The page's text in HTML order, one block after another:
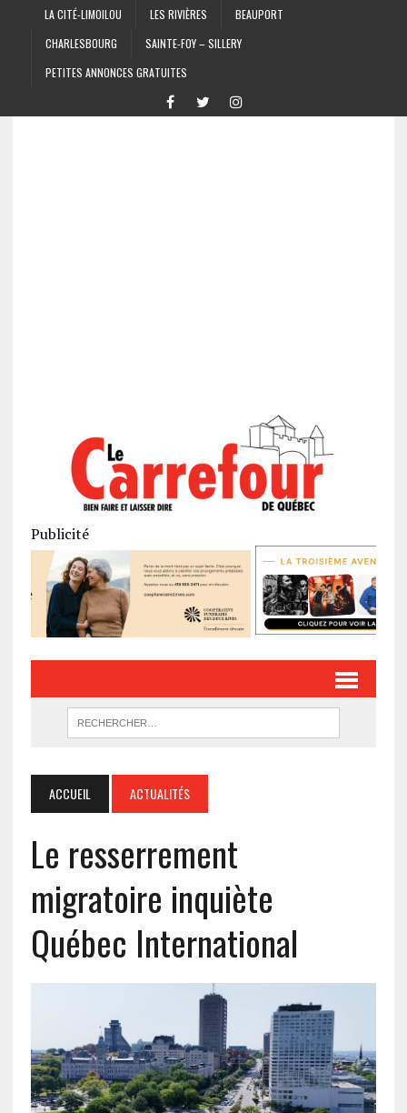
LA CITÉ-LIMOILOU LES RIVIÈRES
BEAUPORT
CHARLESBOURG
SAINTE-FOY – SILLERY
PETITES ANNONCES GRATUITES
Publicité
ACCUEIL ACTUALITÉS
Le resserrement
migratoire inquiète
Québec International